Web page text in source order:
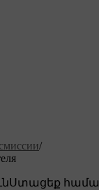
/
Ստացեք